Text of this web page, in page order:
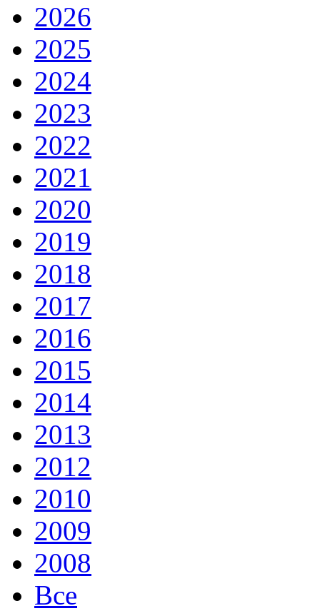
2026
2025
2024
2023
2022
2021
2020
2019
2018
2017
2016
2015
2014
2013
2012
2010
2009
2008
Все